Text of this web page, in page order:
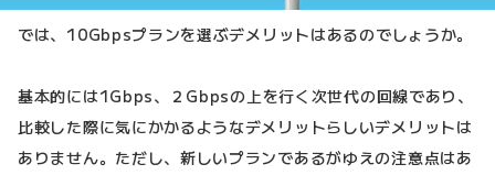
では、10Gbpsプランを選ぶデメリットはあるのでしょうか。
基本的には1Gbps、２Gbpsの上を行く次世代の回線であり、
比較した際に気にかかるようなデメリットらしいデメリットは
ありません。ただし、新しいプランであるがゆえの注意点はあ